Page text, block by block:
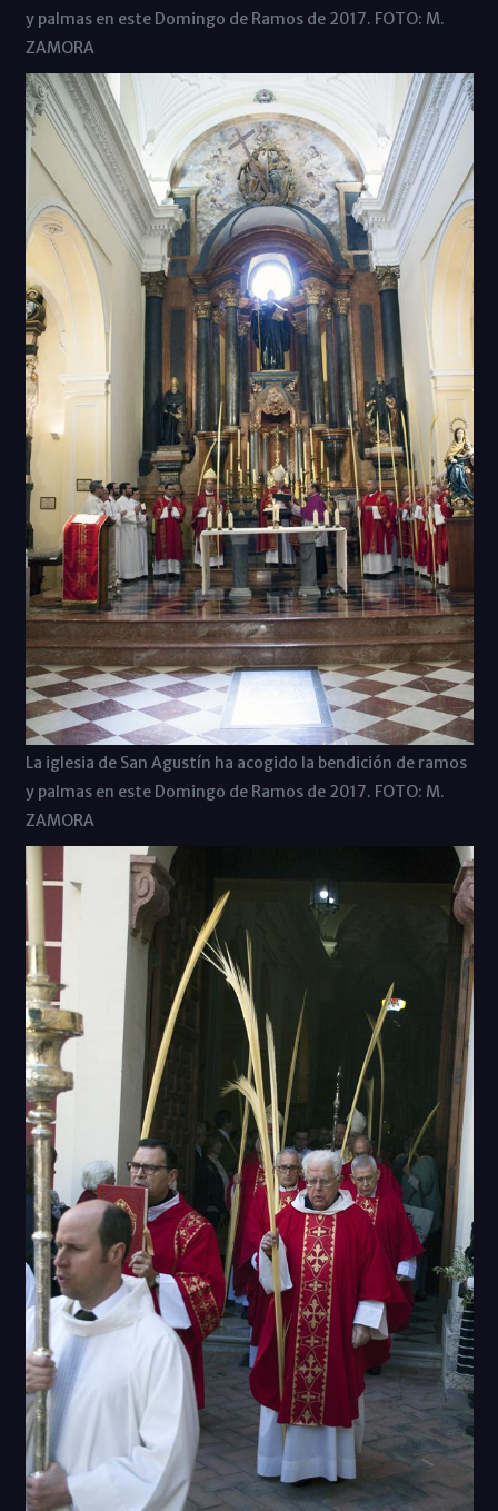
y palmas en este Domingo de Ramos de 2017. FOTO: M.
ZAMORA
La iglesia de San Agustín ha acogido la bendición de ramos
y palmas en este Domingo de Ramos de 2017. FOTO: M.
ZAMORA